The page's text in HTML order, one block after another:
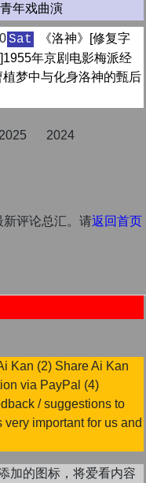
年戏曲演
Sat
《洛神》[修复字
年京剧电影梅派经
植梦中与化身洛神的甄后
2025 2024
评论总汇。请返回首页
Kan (2) Share Ai Kan
via PayPal (4)
/ suggestions to
important for us and
加的图标，将爱看内容